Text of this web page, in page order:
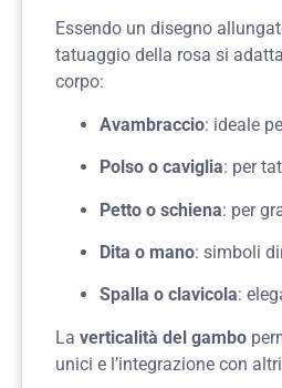
Essendo un disegno
tatuaggio della rosa si
corpo:
Avambraccio: ideale
Polso o caviglia: per
Petto o schiena: per
Dita o mano: simboli
Spalla o clavicola:
La verticalità del gambo
unici e l’integrazione con